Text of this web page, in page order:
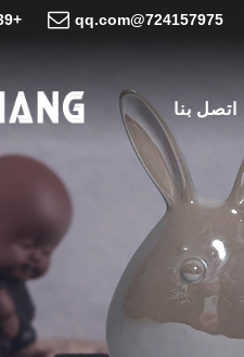
+86-18060016339 724157975@qq.com
اتصل بنا